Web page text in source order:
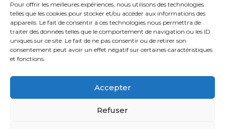
Pour offrir les meilleures expériences, nous utilisons des technologies
telles que les cookies pour stocker et/ou accéder aux informations des
appareils. Le fait de consentir à ces technologies nous permettra de
traiter des données telles que le comportement de navigation ou les ID
uniques sur ce site. Le fait de ne pas consentir ou de retirer son
consentement peut avoir un effet négatif sur certaines caractéristiques
et fonctions.
Accepter
Refuser
le tennis de table - Boutique en ligne ouverte aux clubs de ping pong,
aux écoles et aux pongistes amateurs - Raquettes de ping pong, sacs,
housses, chaussures, balles, tables de ping pong, colles, nettoyants,